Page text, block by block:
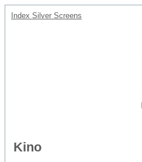
Index Silver Screens
Kino